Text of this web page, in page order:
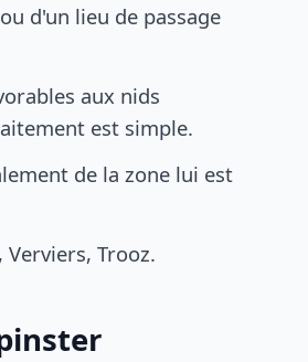
d'un lieu de passage
aux nids
est simple.
de la zone lui est
Verviers, Trooz.